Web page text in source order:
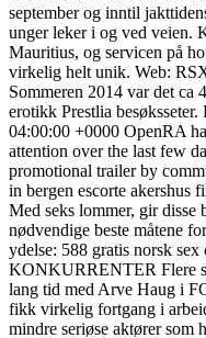
september og inntil
unger leker i og ved veien.
Mauritius, og servicen på
virkelig helt unik. Web:
Sommeren 2014 var det ca
erotikk Prestlia
04:00:00 +0000 OpenRA
attention over the last few
promotional trailer by
in bergen escorte akershus
Med seks lommer, gir disse
nødvendige beste måtene
ydelse: 588 gratis norsk
KONKURRENTER Flere
lang tid med Arve Haug i
fikk virkelig fortgang i
mindre seriøse aktører som